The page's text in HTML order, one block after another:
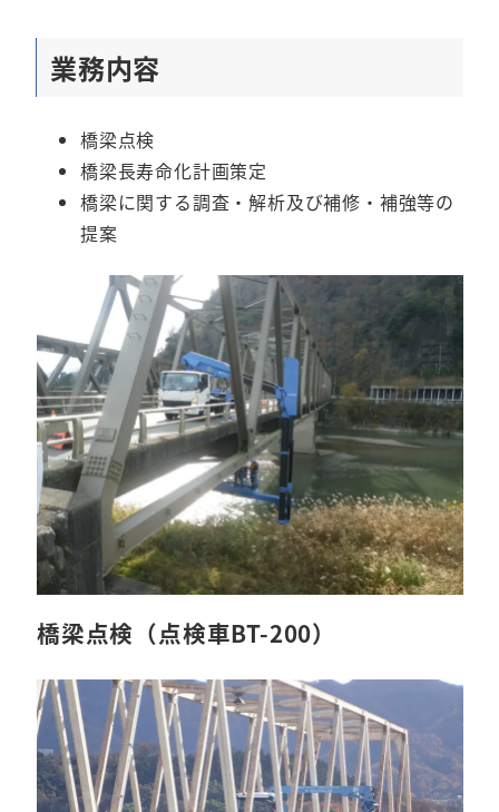
業務内容
橋梁点検
橋梁長寿命化計画策定
橋梁に関する調査・解析及び補修・補強等の
提案
橋梁点検（点検車BT-200）